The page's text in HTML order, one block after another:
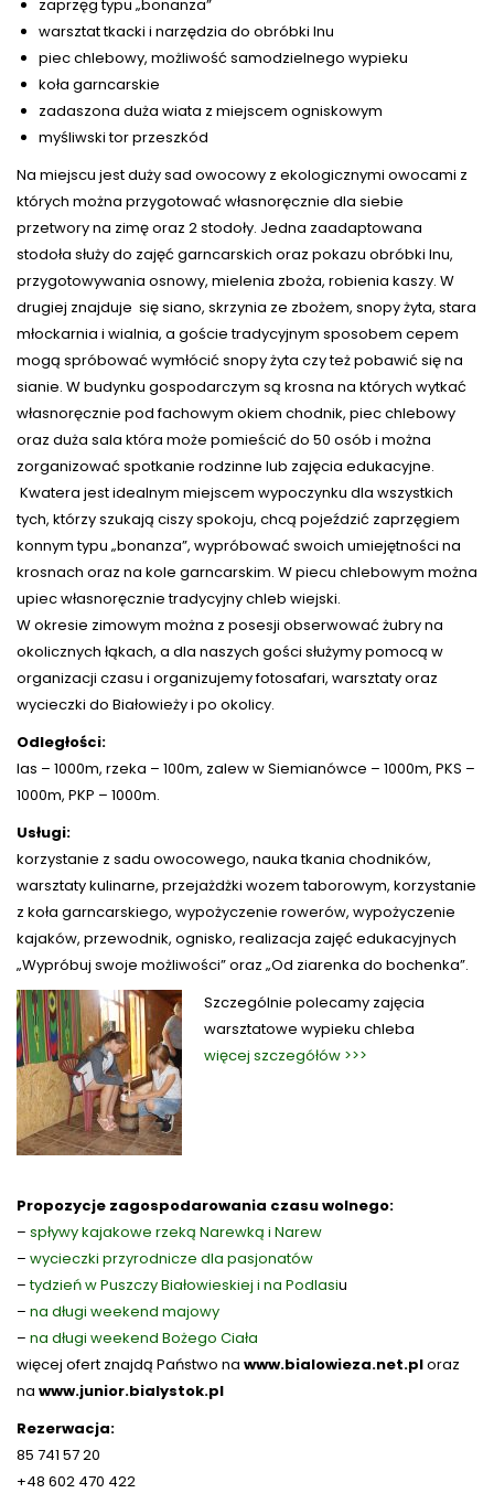
zaprzęg typu „bonanza”
warsztat tkacki i narzędzia do obróbki lnu
piec chlebowy, możliwość samodzielnego wypieku
koła garncarskie
zadaszona duża wiata z miejscem ogniskowym
myśliwski tor przeszkód
Na miejscu jest duży sad owocowy z ekologicznymi owocami z
których można przygotować własnoręcznie dla siebie
przetwory na zimę oraz 2 stodoły. Jedna zaadaptowana
stodoła służy do zajęć garncarskich oraz pokazu obróbki lnu,
przygotowywania osnowy, mielenia zboża, robienia kaszy. W
drugiej znajduje się siano, skrzynia ze zbożem, snopy żyta, stara
młockarnia i wialnia, a goście tradycyjnym sposobem cepem
mogą spróbować wymłócić snopy żyta czy też pobawić się na
sianie. W budynku gospodarczym są krosna na których wytkać
własnoręcznie pod fachowym okiem chodnik, piec chlebowy
oraz duża sala która może pomieścić do 50 osób i można
zorganizować spotkanie rodzinne lub zajęcia edukacyjne.
Kwatera jest idealnym miejscem wypoczynku dla wszystkich
tych, którzy szukają ciszy spokoju, chcą pojeździć zaprzęgiem
konnym typu „bonanza”, wypróbować swoich umiejętności na
krosnach oraz na kole garncarskim. W piecu chlebowym można
upiec własnoręcznie tradycyjny chleb wiejski.
W okresie zimowym można z posesji obserwować żubry na
okolicznych łąkach, a dla naszych gości służymy pomocą w
organizacji czasu i organizujemy fotosafari, warsztaty oraz
wycieczki do Białowieży i po okolicy.
Odległości:
las – 1000m, rzeka – 100m, zalew w Siemianówce – 1000m, PKS –
1000m, PKP – 1000m.
Usługi:
korzystanie z sadu owocowego, nauka tkania chodników,
warsztaty kulinarne, przejażdżki wozem taborowym, korzystanie
z koła garncarskiego, wypożyczenie rowerów, wypożyczenie
kajaków, przewodnik, ognisko, realizacja zajęć edukacyjnych
„Wypróbuj swoje możliwości” oraz „Od ziarenka do bochenka”.
Szczególnie polecamy zajęcia
warsztatowe wypieku chleba
więcej szczegółów >>>
Propozycje zagospodarowania czasu wolnego:
– spływy kajakowe rzeką Narewką i Narew
– wycieczki przyrodnicze dla pasjonatów
–tydzień w Puszczy Białowieskiej i na Podlasiu
– na długi weekend majowy
– na długi weekend Bożego Ciała
więcej ofert znajdą Państwo na www.bialowieza.net.ploraz
na www.junior.bialystok.pl
Rezerwacja:
85 741 57 20
+48 602 470 422